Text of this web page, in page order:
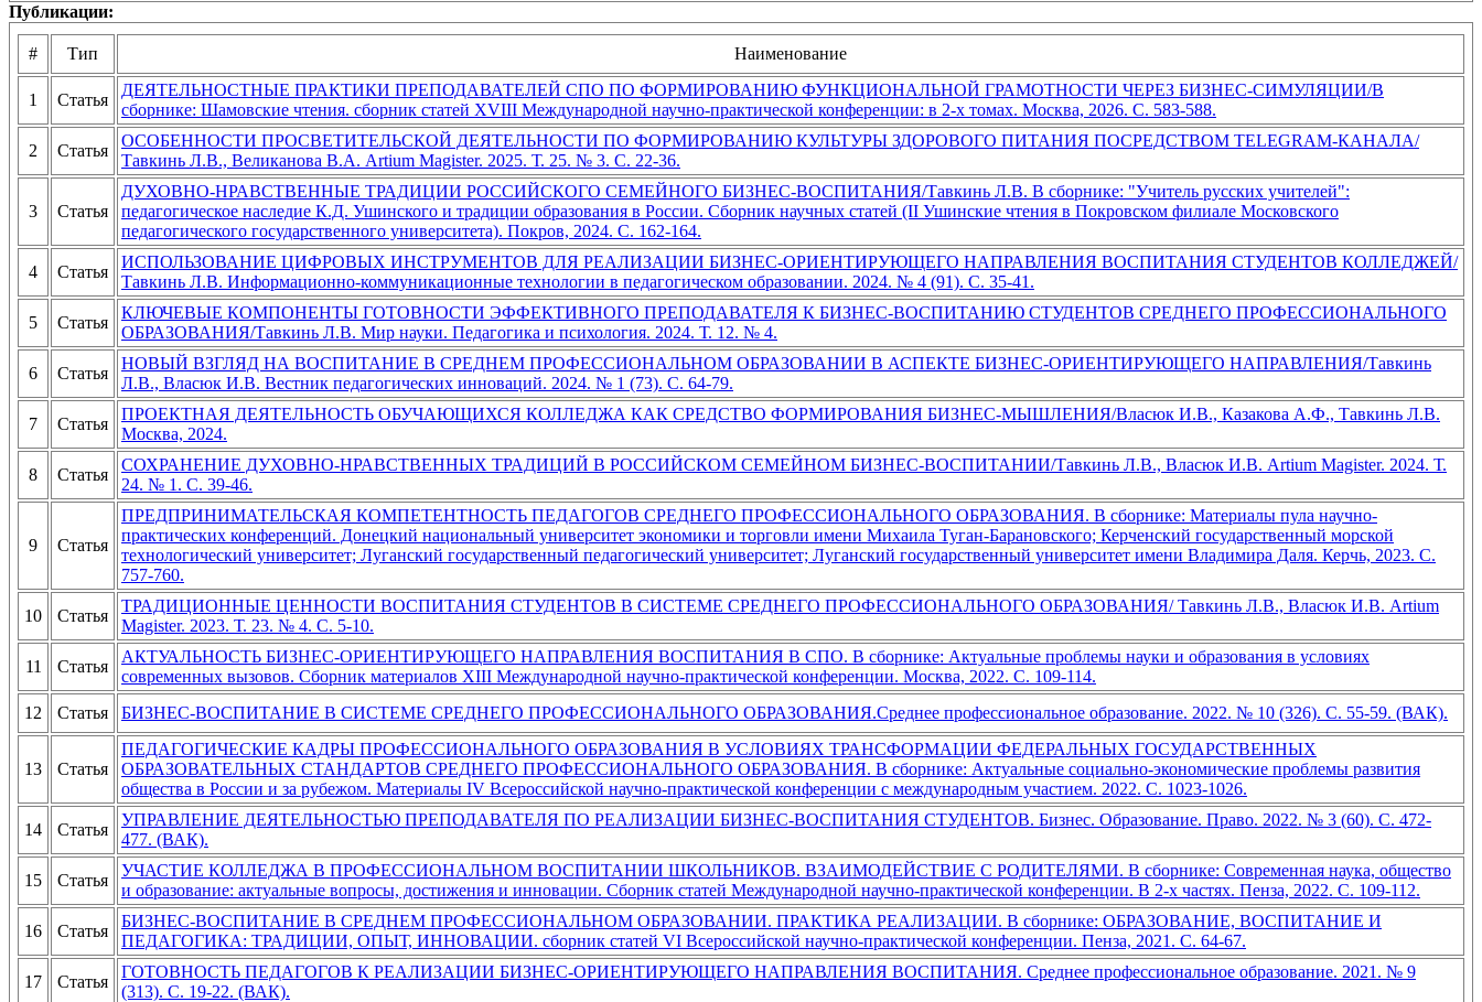
Публикации:
# Тип Наименование
1 Статья
ДЕЯТЕЛЬНОСТНЫЕ ПРАКТИКИ ПРЕПОДАВАТЕЛЕЙ СПО ПО ФОРМИРОВАНИЮ ФУНКЦИОНАЛЬНОЙ ГРАМОТНОСТИ ЧЕРЕЗ БИЗНЕС-СИМУЛЯЦИИ/В
сборнике: Шамовские чтения. сборник статей XVIII Международной научно-практической конференции: в 2-х томах. Москва, 2026. С. 583-588.
2 Статья
ОСОБЕННОСТИ ПРОСВЕТИТЕЛЬСКОЙ ДЕЯТЕЛЬНОСТИ ПО ФОРМИРОВАНИЮ КУЛЬТУРЫ ЗДОРОВОГО ПИТАНИЯ ПОСРЕДСТВОМ TELEGRAM-КАНАЛА/
Тавкинь Л.В., Великанова В.А. Artium Magister. 2025. Т. 25. № 3. С. 22-36.
3 Статья
ДУХОВНО-НРАВСТВЕННЫЕ ТРАДИЦИИ РОССИЙСКОГО СЕМЕЙНОГО БИЗНЕС-ВОСПИТАНИЯ/Тавкинь Л.В. В сборнике: "Учитель русских учителей":
педагогическое наследие К.Д. Ушинского и традиции образования в России. Сборник научных статей (II Ушинские чтения в Покровском филиале Московского
педагогического государственного университета). Покров, 2024. С. 162-164.
4 Статья
ИСПОЛЬЗОВАНИЕ ЦИФРОВЫХ ИНСТРУМЕНТОВ ДЛЯ РЕАЛИЗАЦИИ БИЗНЕС-ОРИЕНТИРУЮЩЕГО НАПРАВЛЕНИЯ ВОСПИТАНИЯ СТУДЕНТОВ КОЛЛЕДЖЕЙ/
Тавкинь Л.В. Информационно-коммуникационные технологии в педагогическом образовании. 2024. № 4 (91). С. 35-41.
5 Статья
КЛЮЧЕВЫЕ КОМПОНЕНТЫ ГОТОВНОСТИ ЭФФЕКТИВНОГО ПРЕПОДАВАТЕЛЯ К БИЗНЕС-ВОСПИТАНИЮ СТУДЕНТОВ СРЕДНЕГО ПРОФЕССИОНАЛЬНОГО
ОБРАЗОВАНИЯ/Тавкинь Л.В. Мир науки. Педагогика и психология. 2024. Т. 12. № 4.
6 Статья
НОВЫЙ ВЗГЛЯД НА ВОСПИТАНИЕ В СРЕДНЕМ ПРОФЕССИОНАЛЬНОМ ОБРАЗОВАНИИ В АСПЕКТЕ БИЗНЕС-ОРИЕНТИРУЮЩЕГО НАПРАВЛЕНИЯ/Тавкинь
Л.В., Власюк И.В. Вестник педагогических инноваций. 2024. № 1 (73). С. 64-79.
7 Статья
ПРОЕКТНАЯ ДЕЯТЕЛЬНОСТЬ ОБУЧАЮЩИХСЯ КОЛЛЕДЖА КАК СРЕДСТВО ФОРМИРОВАНИЯ БИЗНЕС-МЫШЛЕНИЯ/Власюк И.В., Казакова А.Ф., Тавкинь Л.В.
Москва, 2024.
8 Статья
СОХРАНЕНИЕ ДУХОВНО-НРАВСТВЕННЫХ ТРАДИЦИЙ В РОССИЙСКОМ СЕМЕЙНОМ БИЗНЕС-ВОСПИТАНИИ/Тавкинь Л.В., Власюк И.В. Artium Magister. 2024. Т.
24. № 1. С. 39-46.
9 Статья
ПРЕДПРИНИМАТЕЛЬСКАЯ КОМПЕТЕНТНОСТЬ ПЕДАГОГОВ СРЕДНЕГО ПРОФЕССИОНАЛЬНОГО ОБРАЗОВАНИЯ. В сборнике: Материалы пула научно-
практических конференций. Донецкий национальный университет экономики и торговли имени Михаила Туган-Барановского; Керченский государственный морской
технологический университет; Луганский государственный педагогический университет; Луганский государственный университет имени Владимира Даля. Керчь, 2023. С.
757-760.
10 Статья
ТРАДИЦИОННЫЕ ЦЕННОСТИ ВОСПИТАНИЯ СТУДЕНТОВ В СИСТЕМЕ СРЕДНЕГО ПРОФЕССИОНАЛЬНОГО ОБРАЗОВАНИЯ/ Тавкинь Л.В., Власюк И.В. Artium
Magister. 2023. Т. 23. № 4. С. 5-10.
11 Статья
АКТУАЛЬНОСТЬ БИЗНЕС-ОРИЕНТИРУЮЩЕГО НАПРАВЛЕНИЯ ВОСПИТАНИЯ В СПО. В сборнике: Актуальные проблемы науки и образования в условиях
современных вызовов. Сборник материалов XIII Международной научно-практической конференции. Москва, 2022. С. 109-114.
12
Статья БИЗНЕС-ВОСПИТАНИЕ В СИСТЕМЕ СРЕДНЕГО ПРОФЕССИОНАЛЬНОГО ОБРАЗОВАНИЯ.Среднее профессиональное образование. 2022. № 10 (326). С. 55-59. (ВАК).
13 Статья
ПЕДАГОГИЧЕСКИЕ КАДРЫ ПРОФЕССИОНАЛЬНОГО ОБРАЗОВАНИЯ В УСЛОВИЯХ ТРАНСФОРМАЦИИ ФЕДЕРАЛЬНЫХ ГОСУДАРСТВЕННЫХ
ОБРАЗОВАТЕЛЬНЫХ СТАНДАРТОВ СРЕДНЕГО ПРОФЕССИОНАЛЬНОГО ОБРАЗОВАНИЯ. В сборнике: Актуальные социально-экономические проблемы развития
общества в России и за рубежом. Материалы IV Всероссийской научно-практической конференции с международным участием. 2022. С. 1023-1026.
14 Статья
УПРАВЛЕНИЕ ДЕЯТЕЛЬНОСТЬЮ ПРЕПОДАВАТЕЛЯ ПО РЕАЛИЗАЦИИ БИЗНЕС-ВОСПИТАНИЯ СТУДЕНТОВ. Бизнес. Образование. Право. 2022. № 3 (60). С. 472-
477. (ВАК).
15 Статья
УЧАСТИЕ КОЛЛЕДЖА В ПРОФЕССИОНАЛЬНОМ ВОСПИТАНИИ ШКОЛЬНИКОВ. ВЗАИМОДЕЙСТВИЕ С РОДИТЕЛЯМИ. В сборнике: Современная наука, общество
и образование: актуальные вопросы, достижения и инновации. Сборник статей Международной научно-практической конференции. В 2-х частях. Пенза, 2022. С. 109-112.
16 Статья
БИЗНЕС-ВОСПИТАНИЕ В СРЕДНЕМ ПРОФЕССИОНАЛЬНОМ ОБРАЗОВАНИИ. ПРАКТИКА РЕАЛИЗАЦИИ. В сборнике: ОБРАЗОВАНИЕ, ВОСПИТАНИЕ И
ПЕДАГОГИКА: ТРАДИЦИИ, ОПЫТ, ИННОВАЦИИ. сборник статей VI Всероссийской научно-практической конференции. Пенза, 2021. С. 64-67.
17 Статья
ГОТОВНОСТЬ ПЕДАГОГОВ К РЕАЛИЗАЦИИ БИЗНЕС-ОРИЕНТИРУЮЩЕГО НАПРАВЛЕНИЯ ВОСПИТАНИЯ. Среднее профессиональное образование. 2021. № 9
(313). С. 19-22. (ВАК).